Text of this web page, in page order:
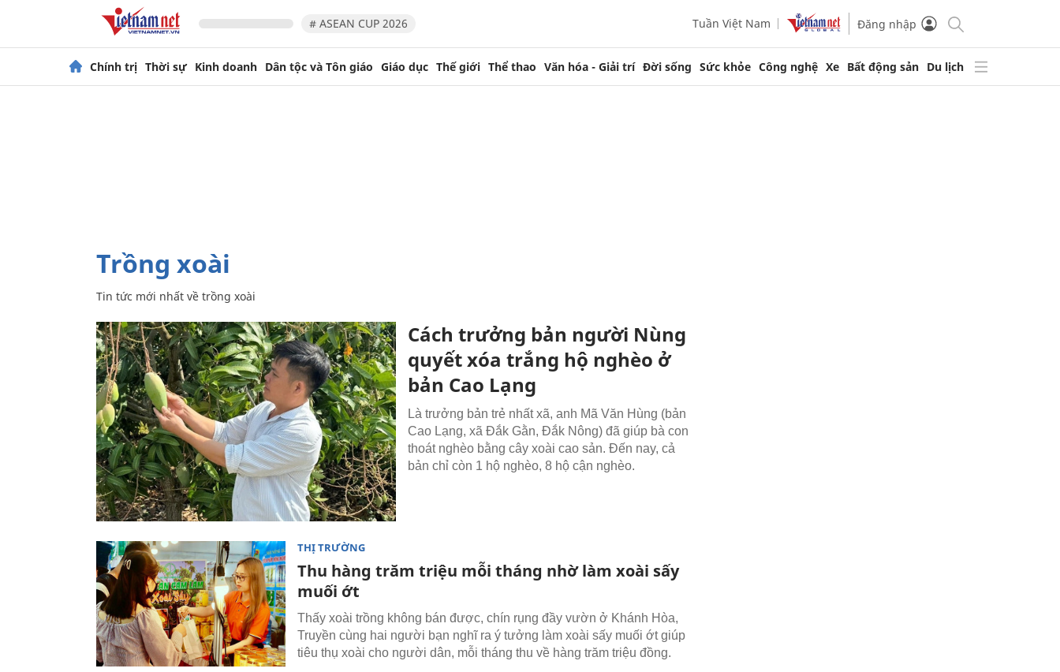
# ASEAN CUP 2026 Tuần Việt Nam Đăng nhập
Chính trị Thời sự Kinh doanh Dân tộc và Tôn giáo Giáo dục Thế giới Thể thao Văn hóa - Giải trí Đời sống Sức khỏe Công nghệ Xe Bất động sản Du lịch
trồng xoài
Tin tức mới nhất về trồng xoài
Cách trưởng bản người Nùng
quyết xóa trắng hộ nghèo ở
bản Cao Lạng
Là trưởng bản trẻ nhất xã, anh Mã Văn Hùng (bản
Cao Lạng, xã Đắk Gằn, Đắk Nông) đã giúp bà con
thoát nghèo bằng cây xoài cao sản. Đến nay, cả
bản chỉ còn 1 hộ nghèo, 8 hộ cận nghèo.
THỊ TRƯỜNG
Thu hàng trăm triệu mỗi tháng nhờ làm xoài sấy
muối ớt
Thấy xoài trồng không bán được, chín rụng đầy vườn ở Khánh Hòa,
Truyền cùng hai người bạn nghĩ ra ý tưởng làm xoài sấy muối ớt giúp
tiêu thụ xoài cho người dân, mỗi tháng thu về hàng trăm triệu đồng.